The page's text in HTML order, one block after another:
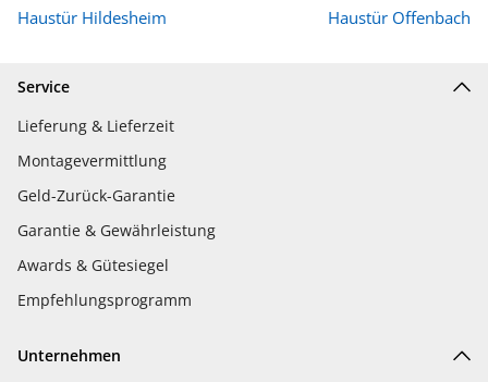
Haustür Hildesheim Haustür Offenbach
Service
Lieferung & Lieferzeit
Montagevermittlung
Geld-Zurück-Garantie
Garantie & Gewährleistung
Awards & Gütesiegel
Empfehlungsprogramm
Unternehmen